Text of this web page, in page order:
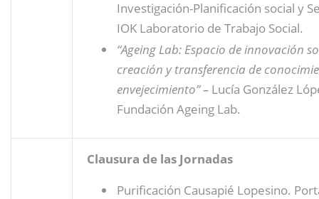
Investigación-Planificación social y
IOK Laboratorio de Trabajo Social.
“Ageing Lab: Espacio de innovación
creación y transferencia de
envejecimiento” – Lucía González
Fundación Ageing Lab.
Clausura de las Jornadas
Purificación Causapié Lopesino.